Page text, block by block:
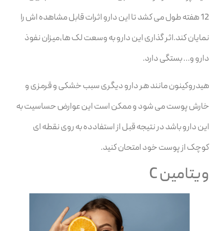
12 هفته طول می کشد تا این دارو اثرات قابل مشاهده اش را
نمایان کند.اثر گذاری این دارو به وسعت لک ها،میزان نفوذ
دارو و… بستگی دارد.
هیدروکینون مانند هر دارو دیگری سبب خشکی و قرمزی و
خارش پوست می شود و ممکن است این عوارض حساسیت به
این دارو باشد در نتیجه قبل از استفادده به روی نقطه ای
کوچک از پوست خود امتحان کنید.
ویتامین C